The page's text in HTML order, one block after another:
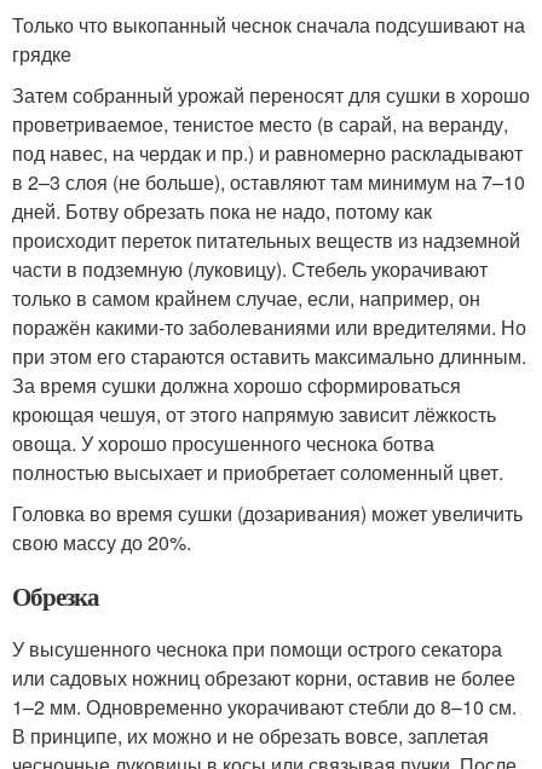
Только что выкопанный чеснок сначала подсушивают на
грядке
Затем собранный урожай переносят для сушки в хорошо
проветриваемое, тенистое место (в сарай, на веранду,
под навес, на чердак и пр.) и равномерно раскладывают
в 2–3 слоя (не больше), оставляют там минимум на 7–10
дней. Ботву обрезать пока не надо, потому как
происходит переток питательных веществ из надземной
части в подземную (луковицу). Стебель укорачивают
только в самом крайнем случае, если, например, он
поражён какими-то заболеваниями или вредителями. Но
при этом его стараются оставить максимально длинным.
За время сушки должна хорошо сформироваться
кроющая чешуя, от этого напрямую зависит лёжкость
овоща. У хорошо просушенного чеснока ботва
полностью высыхает и приобретает соломенный цвет.
Головка во время сушки (дозаривания) может увеличить
свою массу до 20%.
Обрезка
У высушенного чеснока при помощи острого секатора
или садовых ножниц обрезают корни, оставив не более
1–2 мм. Одновременно укорачивают стебли до 8–10 см.
В принципе, их можно и не обрезать вовсе, заплетая